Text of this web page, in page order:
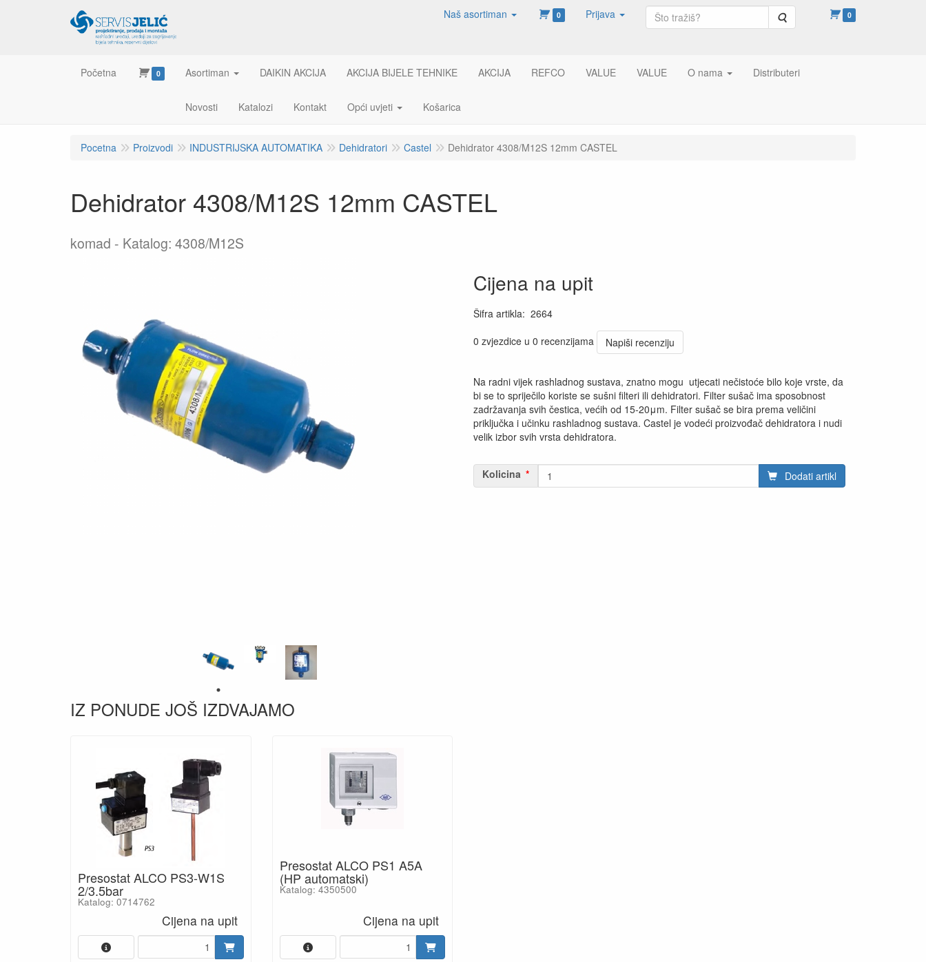
Naš asortiman 0 Prijava Pretraga 0
Početna 0 Asortiman DAIKIN AKCIJA AKCIJA BIJELE TEHNIKE AKCIJA REFCO VALUE VALUE O nama Distributeri
Novosti Katalozi Kontakt Opći uvjeti Košarica
Pocetna Proizvodi INDUSTRIJSKA AUTOMATIKA Dehidratori Castel Dehidrator 4308/M12S 12mm CASTEL
Dehidrator 4308/M12S 12mm CASTEL
komad Katalog: 4308/M12S
Cijena na upit
Šifra artikla: 2664
0 zvjezdice u 0 recenzijama
Napiši recenziju
Na radni vijek rashladnog sustava, znatno mogu utjecati nečistoće bilo koje vrste, da
bi se to spriječilo koriste se sušni filteri ili dehidratori. Filter sušač ima sposobnost
zadržavanja svih čestica, većih od 15-20μm. Filter sušač se bira prema veličini
priključka i učinku rashladnog sustava. Castel je vodeći proizvođač dehidratora i nudi
velik izbor svih vrsta dehidratora.
Kolicina Dodati artikl
IZ PONUDE JOŠ IZDVAJAMO
Presostat ALCO PS3-W1S
2/3.5bar
Katalog: 0714762
Cijena na upit
Presostat ALCO PS1 A5A
(HP automatski)
Katalog: 4350500
Cijena na upit